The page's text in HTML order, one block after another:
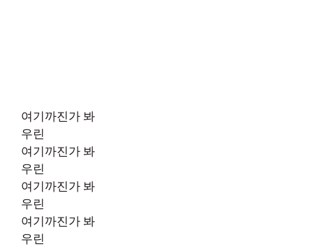
여기까진가 봐
우린
여기까진가 봐
우린
여기까진가 봐
우린
여기까진가 봐
우린